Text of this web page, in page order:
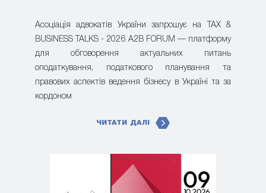
Асоціація адвокатів України запрошує на TAX &
BUSINESS TALKS - 2026 A2B FORUM — платформу
для обговорення актуальних питань
оподаткування, податкового планування та
правових аспектів ведення бізнесу в Україні та за
кордоном
ЧИТАТИ ДАЛІ